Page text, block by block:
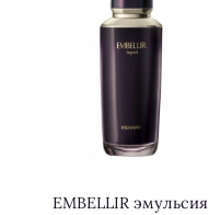
EMBELLIR эмульсия